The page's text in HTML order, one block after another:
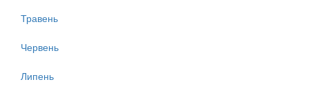
Травень
Червень
Липень